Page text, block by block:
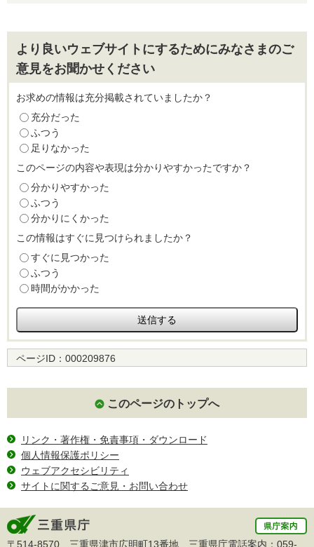
より良いウェブサイトにするためにみなさまのご
意見をお聞かせください
お求めの情報は充分掲載されていましたか？
充分だった
ふつう
足りなかった
このページの内容や表現は分かりやすかったですか？
分かりやすかった
ふつう
分かりにくかった
この情報はすぐに見つけられましたか？
すぐに見つかった
ふつう
時間がかかった
ページID： 000209876
このページのトップへ
リンク・著作権・免責事項・ダウンロード
個人情報保護ポリシー
ウェブアクセシビリティ
サイトに関するご意見・お問い合わせ
〒514-8570 三重県津市広明町13番地 三重県庁電話案内： 059-